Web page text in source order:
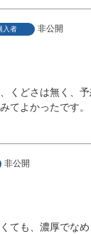
入者
非公開
くどさは無く、
てよかったです。
非公開
ても、濃厚でな